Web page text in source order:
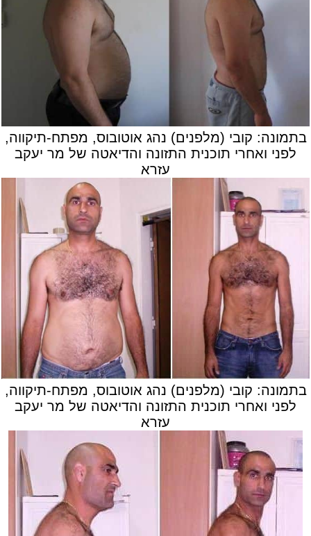
בתמונה: קובי (מלפנים) נהג אוטובוס, מפתח-תיקווה,
לפני ואחרי תוכנית התזונה והדיאטה של מר יעקב
עזרא
בתמונה: קובי (מלפנים) נהג אוטובוס, מפתח-תיקווה,
לפני ואחרי תוכנית התזונה והדיאטה של מר יעקב
עזרא